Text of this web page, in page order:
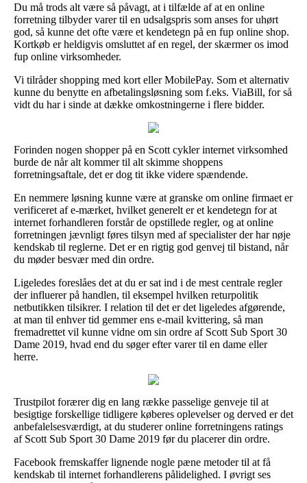
Du må trods alt være så påvagt, at i tilfælde af at en online
forretning tilbyder varer til en udsalgspris som anses for uhørt
god, så kunne det ofte være et kendetegn på en fup online shop.
Kortkøb er heldigvis omsluttet af en regel, der skærmer os imod
fup online virksomheder.
Vi tilråder shopping med kort eller MobilePay. Som et alternativ
kunne du benytte en afbetalingsløsning som f.eks. ViaBill, for så
vidt du har i sinde at dække omkostningerne i flere bidder.
Forinden nogen shopper på en Scott cykler internet virksomhed
burde de når alt kommer til alt skimme shoppens
forretningsaftale, det er dog tit ikke videre spændende.
En nemmere løsning kunne være at granske om online firmaet er
verificeret af e-mærket, hvilket generelt er et kendetegn for at
internet forhandleren forstår de opstillede regler, og at online
forretningen jævnligt føres tilsyn med af specialister der har nøje
kendskab til reglerne. Det er en rigtig god genvej til bistand, når
du møder besvær med din ordre.
Ligeledes foreslåes det at du er sat ind i de mest centrale regler
der influerer på handlen, til eksempel hvilken returpolitik
netbutikken tilsikrer. I relation til det er det ligeledes afgørende,
at man til enhver tid gemmer ens e-mail kvittering, så man
fremadrettet vil kunne vidne om sin ordre af Scott Sub Sport 30
Dame 2019, hvad end du søger efter varer til en dame eller
herre.
Trustpilot forærer dig en lang række passelige genveje til at
besigtige forskellige tidligere køberes oplevelser og derved er det
anbefalelsesværdigt, at du studerer online forretningens ratings
af Scott Sub Sport 30 Dame 2019 før du placerer din ordre.
Facebook fremskaffer lignende nogle pæne metoder til at få
kendskab til internet forhandlerens pålidelighed. I øvrigt ses